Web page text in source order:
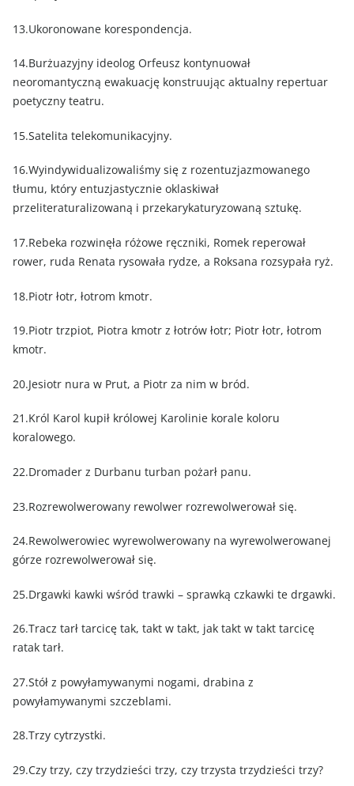
13.Ukoronowane korespondencja.
14.Burżuazyjny ideolog Orfeusz kontynuował
neoromantyczną ewakuację konstruując aktualny repertuar
poetyczny teatru.
15.Satelita telekomunikacyjny.
16.Wyindywidualizowaliśmy się z rozentuzjazmowanego
tłumu, który entuzjastycznie oklaskiwał
przeliteraturalizowaną i przekarykaturyzowaną sztukę.
17.Rebeka rozwinęła różowe ręczniki, Romek reperował
rower, ruda Renata rysowała rydze, a Roksana rozsypała ryż.
18.Piotr łotr, łotrom kmotr.
19.Piotr trzpiot, Piotra kmotr z łotrów łotr; Piotr łotr, łotrom
kmotr.
20.Jesiotr nura w Prut, a Piotr za nim w bród.
21.Król Karol kupił królowej Karolinie korale koloru
koralowego.
22.Dromader z Durbanu turban pożarł panu.
23.Rozrewolwerowany rewolwer rozrewolwerował się.
24.Rewolwerowiec wyrewolwerowany na wyrewolwerowanej
górze rozrewolwerował się.
25.Drgawki kawki wśród trawki – sprawką czkawki te drgawki.
26.Tracz tarł tarcicę tak, takt w takt, jak takt w takt tarcicę
ratak tarł.
27.Stół z powyłamywanymi nogami, drabina z
powyłamywanymi szczeblami.
28.Trzy cytrzystki.
29.Czy trzy, czy trzydzieści trzy, czy trzysta trzydzieści trzy?